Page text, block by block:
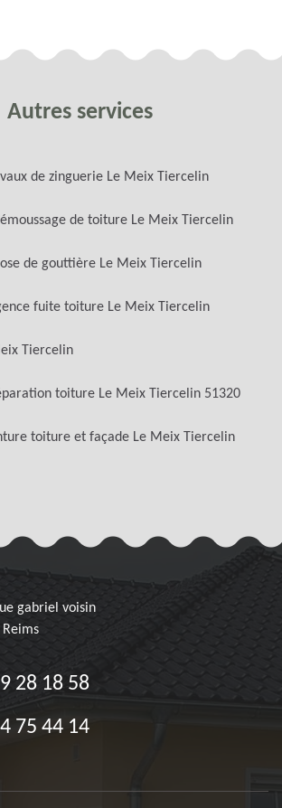
Autres services
de zinguerie Le Meix Tiercelin
de toiture Le Meix Tiercelin
de gouttière Le Meix Tiercelin
fuite toiture Le Meix Tiercelin
Tiercelin
toiture Le Meix Tiercelin 51320
toiture et façade Le Meix Tiercelin
gabriel voisin
28 18 58
75 44 14